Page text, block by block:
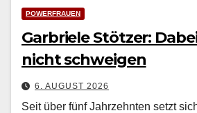
POWERFRAUEN
Garbriele Stötzer:
nicht schweigen
6. AUGUST 2026
Seit über fünf Jahrzehn­ten set­zt